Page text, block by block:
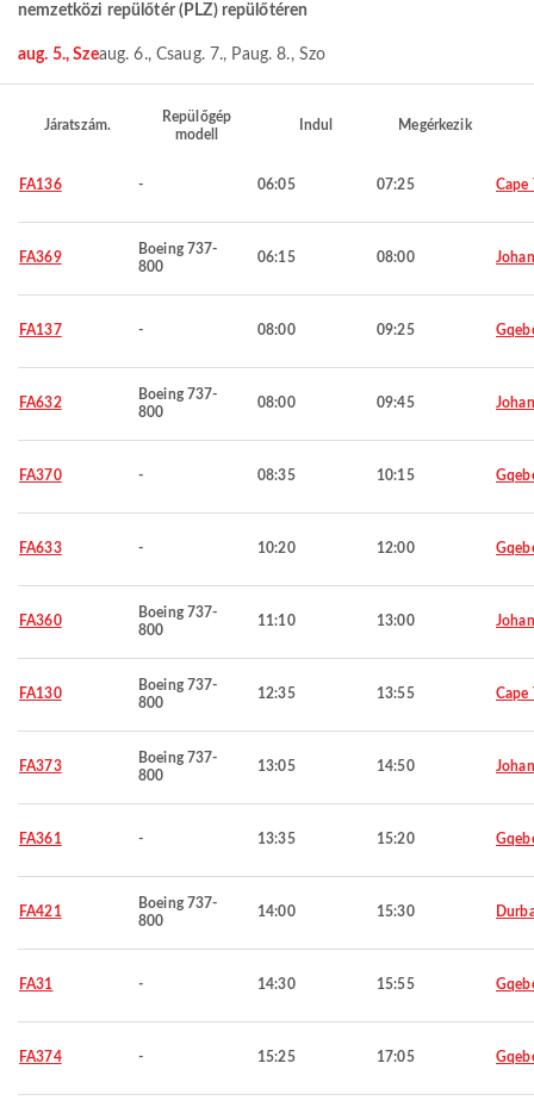
nemzetközi repülőtér (PLZ) repülőtéren
aug. 5., Szeaug. 6., Csaug. 7., Paug. 8., Szo
Járatszám.
Repülőgép
modell
Indul Megérkezik
FA136 - 06:05 07:25 Cape
FA369
Boeing 737-
800
06:15 08:00
FA137 - 08:00 09:25
FA632
Boeing 737-
800
08:00 09:45
FA370 - 08:35 10:15
FA633 - 10:20 12:00
FA360
Boeing 737-
800
11:10 13:00
FA130
Boeing 737-
800
12:35 13:55 Cape
FA373
Boeing 737-
800
13:05 14:50
FA361 - 13:35 15:20
FA421
Boeing 737-
800
14:00 15:30
FA31 - 14:30 15:55
FA374 - 15:25 17:05